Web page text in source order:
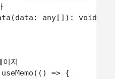
any[]): void {
지
useMemo(() => {